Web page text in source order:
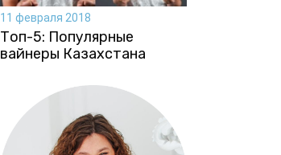
11 февраля 2018
Топ-5: Популярные
вайнеры Казахстана